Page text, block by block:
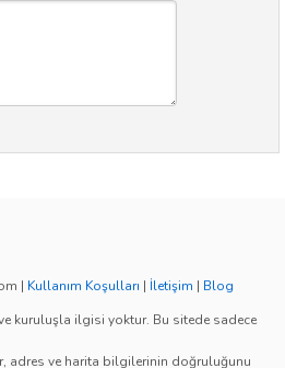
| Kullanım Koşulları | İletişim | Blog
kuruluşla ilgisi yoktur. Bu sitede sadece
adres ve harita bilgilerinin doğruluğunu